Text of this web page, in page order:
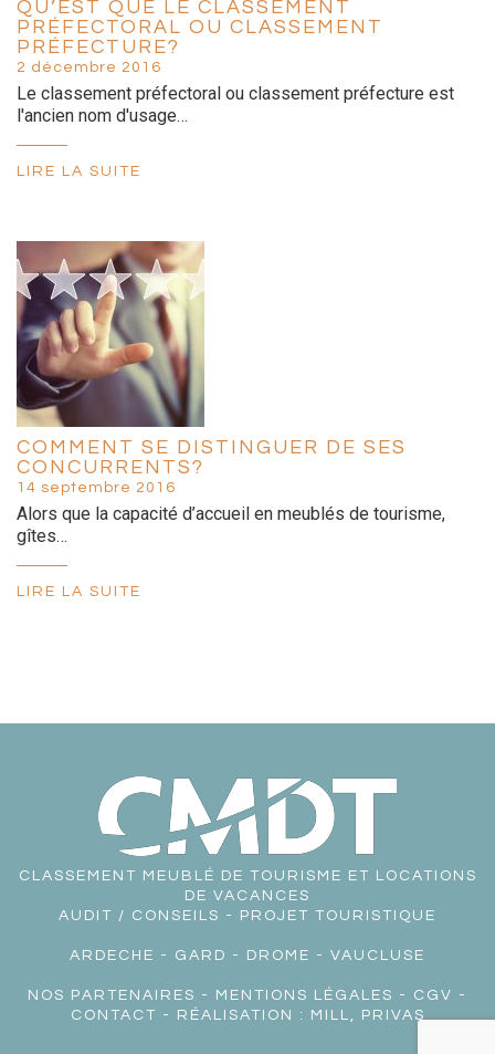
QU’EST QUE LE CLASSEMENT
PRÉFECTORAL OU CLASSEMENT
PRÉFECTURE?
2 décembre 2016
Le classement préfectoral ou classement préfecture est
l'ancien nom d'usage…
LIRE LA SUITE
COMMENT SE DISTINGUER DE SES
CONCURRENTS?
14 septembre 2016
Alors que la capacité d’accueil en meublés de tourisme,
gîtes…
LIRE LA SUITE
CLASSEMENT MEUBLÉ DE TOURISME ET LOCATIONS
DE VACANCES
AUDIT / CONSEILS - PROJET TOURISTIQUE
ARDECHE - GARD - DROME - VAUCLUSE
NOS PARTENAIRES - MENTIONS LÉGALES - CGV -
CONTACT - RÉALISATION : MILL, PRIVAS